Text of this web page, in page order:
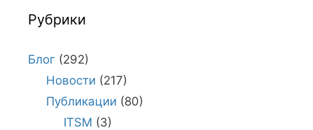
Рубрики
Блог (292)
Новости (217)
Публикации (80)
ITSM (3)